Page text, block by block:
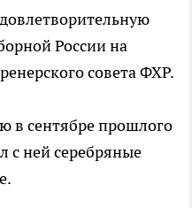
России на
совета ФХР.
в сентябре прошлого
с ней серебряные